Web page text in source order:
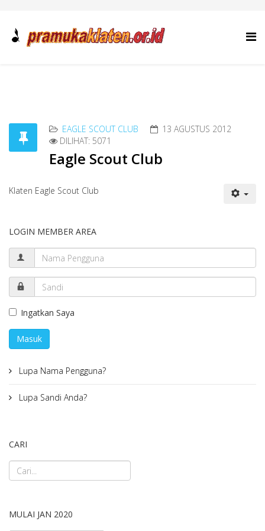
EAGLE SCOUT CLUB
13 AGUSTUS 2012
DILIHAT: 5071
Eagle Scout Club
Klaten Eagle Scout Club
LOGIN MEMBER AREA
Ingatkan Saya
Masuk
Lupa Nama Pengguna?
Lupa Sandi Anda?
CARI
MULAI JAN 2020